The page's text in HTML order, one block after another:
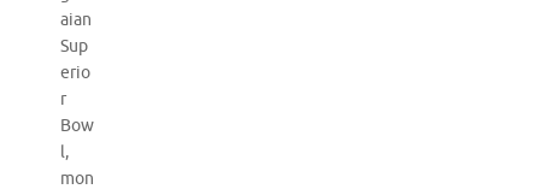
aian
Sup
erio
r
Bow
l,
mon